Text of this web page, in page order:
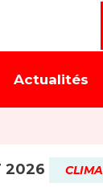
Actualités
2026